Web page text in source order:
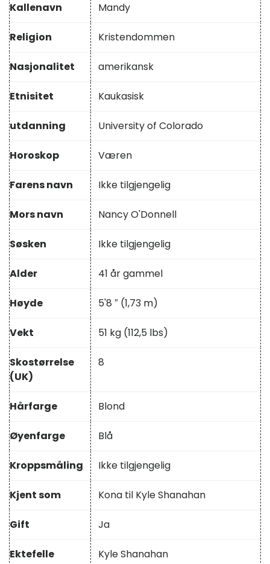
Kallenavn Mandy
Religion Kristendommen
Nasjonalitet amerikansk
Etnisitet Kaukasisk
utdanning University of Colorado
Horoskop Væren
Farens navn Ikke tilgjengelig
Mors navn Nancy O'Donnell
Søsken Ikke tilgjengelig
Alder 41 år gammel
Høyde 5'8 ″ (1,73 m)
Vekt 51 kg (112,5 lbs)
Skostørrelse
(UK)
8
Hårfarge Blond
Øyenfarge Blå
Kroppsmåling Ikke tilgjengelig
Kjent som Kona til Kyle Shanahan
Gift Ja
Ektefelle Kyle Shanahan